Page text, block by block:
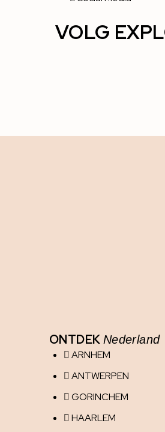
VOLG
ONTDEK Nederland
ARNHEM
ANTWERPEN
GORINCHEM
HAARLEM